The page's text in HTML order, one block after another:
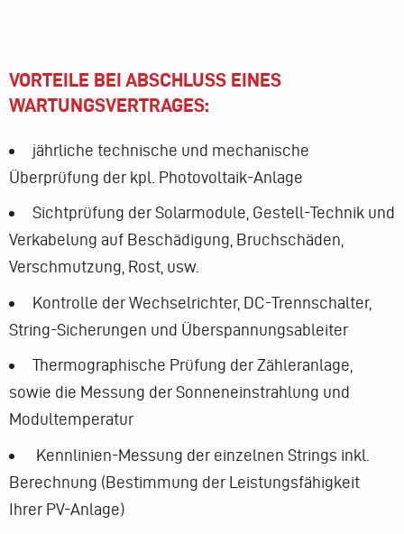
VORTEILE BEI ABSCHLUSS EINES
WARTUNGSVERTRAGES:
jährliche technische und mechanische
Überprüfung der kpl. Photovoltaik-Anlage
Sichtprüfung der Solarmodule, Gestell-Technik und
Verkabelung auf Beschädigung, Bruchschäden,
Verschmutzung, Rost, usw.
Kontrolle der Wechselrichter, DC-Trennschalter,
String-Sicherungen und Überspannungsableiter
Thermographische Prüfung der Zähleranlage,
sowie die Messung der Sonneneinstrahlung und
Modultemperatur
Kennlinien-Messung der einzelnen Strings inkl.
Berechnung (Bestimmung der Leistungsfähigkeit
Ihrer PV-Anlage)